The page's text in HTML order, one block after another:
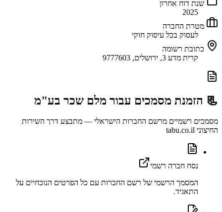
שנת דוח אחרון
2025
מטרת החברה
לעסוק בכל עיסוק חוקי
כתובת רשומה
קרית מדע 3, ירושלים, 9777603
📃 הזמנת מסמכים עבור מלם שכר בע"מ
מסמכים רשמיים מרשם החברות הישראלי — מתבצע דרך השירות
החיצוני tabu.co.il
נסח חברה רשמי
המסמך הרשמי של רשם החברות עם כל הפרטים הנוכחיים על
התאגיד.